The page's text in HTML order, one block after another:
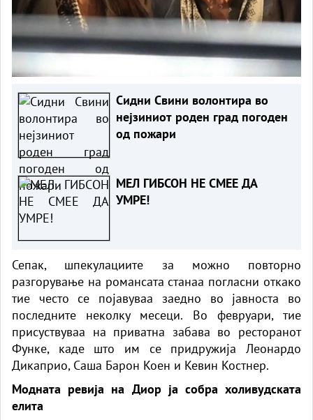
Сидни Свини волонтира во
нејзиниот роден град погоден
од пожари
МЕЛ ГИБСОН НЕ СМЕЕ ДА
УМРЕ!
Сепак, шпекулациите за можно повторно
разгорување на романсата станаа погласни откако
тие често се појавуваа заедно во јавноста во
последните неколку месеци. Во февруари, тие
присуствуваа на приватна забава во ресторанот
Функе, каде што им се придружија Леонардо
Дикаприо, Саша Барон Коен и Кевин Костнер.
Модната ревија на Диор ја собра холивудската
елита